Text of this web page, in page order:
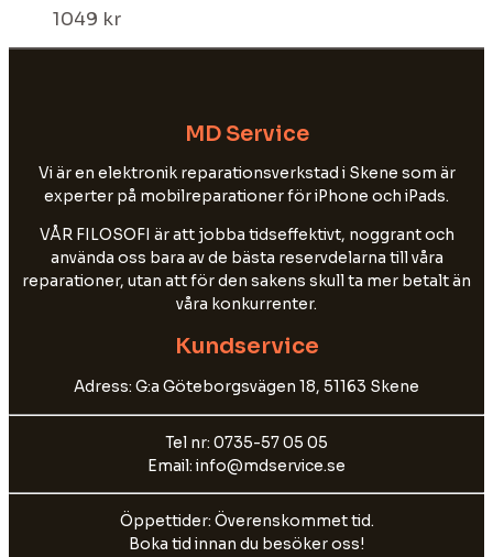
1049 kr
MD Service
Vi är en elektronik reparationsverkstad i Skene som är
experter på mobilreparationer för iPhone och iPads.
VÅR FILOSOFI är att jobba tidseffektivt, noggrant och
använda oss bara av de bästa reservdelarna till våra
reparationer, utan att för den sakens skull ta mer betalt än
våra konkurrenter.
Kundservice
Adress: G:a Göteborgsvägen 18, 51163 Skene
Tel nr: 0735-57 05 05
Email: info@mdservice.se
Öppettider: Överenskommet tid.
Boka tid innan du besöker oss!